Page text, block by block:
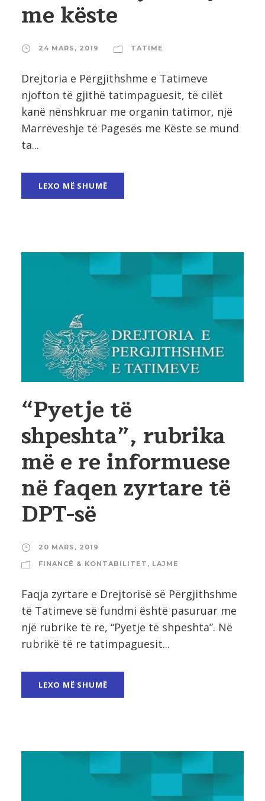
me këste
24 MARS, 2019 TATIME
Drejtoria e Përgjithshme e Tatimeve
njofton të gjithë tatimpaguesit, të cilët
kanë nënshkruar me organin tatimor, një
Marrëveshje të Pagesës me Këste se mund
ta...
LEXO MË SHUMË
“Pyetje të
shpeshta”, rubrika
më e re informuese
në faqen zyrtare të
DPT-së
20 MARS, 2019
FINANCË & KONTABILITET , LAJME
Faqja zyrtare e Drejtorisë së Përgjithshme
të Tatimeve së fundmi është pasuruar me
një rubrike të re, “Pyetje të shpeshta”. Në
rubrikë të re tatimpaguesit...
LEXO MË SHUMË